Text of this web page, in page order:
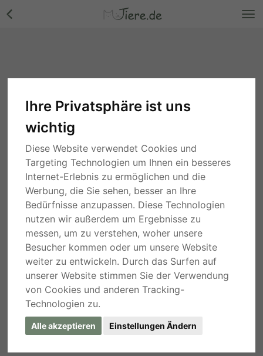
Ihre Privatsphäre ist uns
wichtig
Diese Website verwendet Cookies und
Targeting Technologien um Ihnen ein besseres
Internet-Erlebnis zu ermöglichen und die
Werbung, die Sie sehen, besser an Ihre
Bedürfnisse anzupassen. Diese Technologien
nutzen wir außerdem um Ergebnisse zu
messen, um zu verstehen, woher unsere
Besucher kommen oder um unsere Website
weiter zu entwickeln. Durch das Surfen auf
unserer Website stimmen Sie der Verwendung
von Cookies und anderen Tracking-
Technologien zu.
Alle akzeptieren Einstellungen Ändern